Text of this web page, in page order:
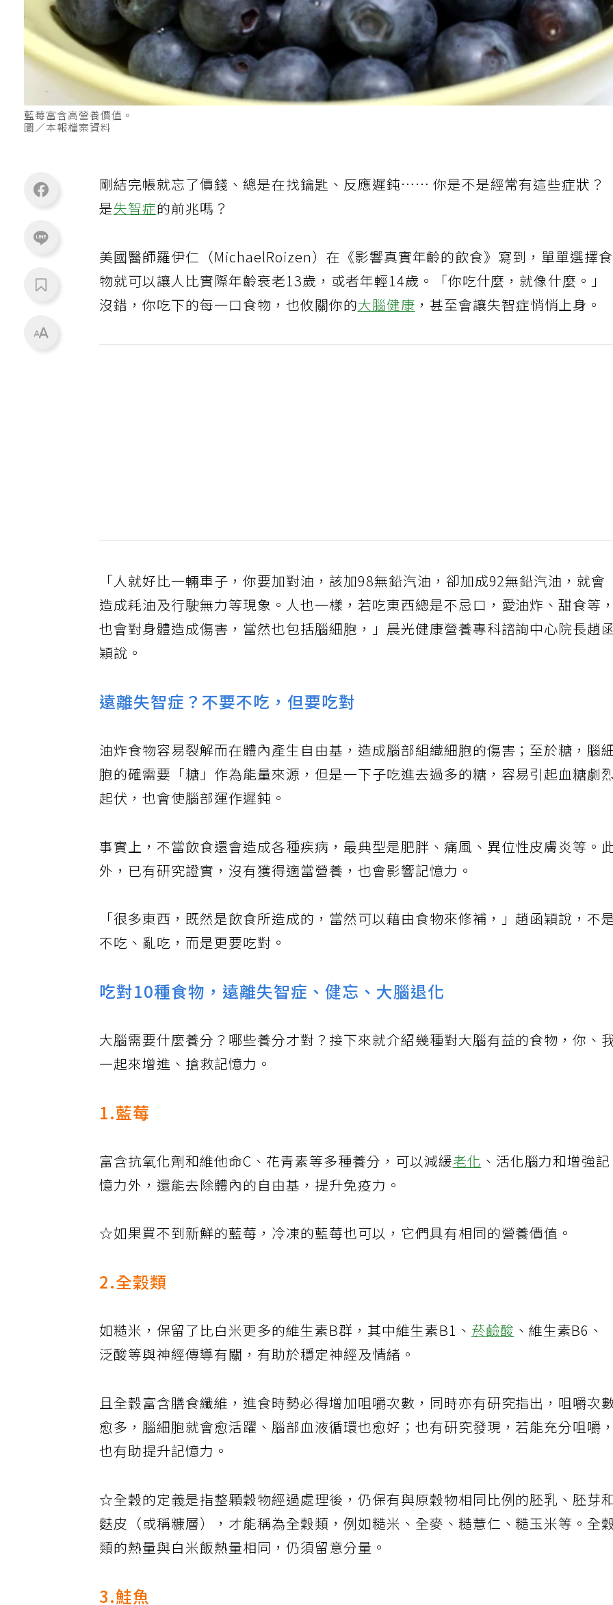
藍莓富含高營養價值。
圖／本報檔案資料
剛結完帳就忘了價錢、總是在找鑰匙、反應遲鈍⋯⋯ 你是不是經常有這些症狀？
是失智症的前兆嗎？
美國醫師羅伊仁（MichaelRoizen）在《影響真實年齡的飲食》寫到，單單選擇
物就可以讓人比實際年齡衰老13歲，或者年輕14歲。「你吃什麼，就像什麼。」
沒錯，你吃下的每一口食物，也攸關你的大腦健康 ，甚至會讓失智症悄悄上身。
「人就好比一輛車子，你要加對油，該加98無鉛汽油，卻加成92無鉛汽油，就會
造成耗油及行駛無力等現象。人也一樣，若吃東西總是不忌口，愛油炸、甜食等
也會對身體造成傷害，當然也包括腦細胞，」晨光健康營養專科諮詢中心院長趙
穎說。
遠離失智症？不要不吃，但要吃對
油炸食物容易裂解而在體內產生自由基，造成腦部組織細胞的傷害；至於糖，腦
胞的確需要「糖」作為能量來源，但是一下子吃進去過多的糖，容易引起血糖劇
起伏，也會使腦部運作遲鈍。
事實上，不當飲食還會造成各種疾病，最典型是肥胖、痛風、異位性皮膚炎等。
外，已有研究證實，沒有獲得適當營養，也會影響記憶力。
「很多東西，既然是飲食所造成的，當然可以藉由食物來修補，」趙函穎說，不
不吃、亂吃，而是更要吃對。
吃對10種食物，遠離失智症、健忘、大腦退化
大腦需要什麼養分？哪些養分才對？接下來就介紹幾種對大腦有益的食物，你、
一起來增進、搶救記憶力。
1.藍莓
富含抗氧化劑和維他命C、花青素等多種養分，可以減緩老化 、活化腦力和增強記
憶力外，還能去除體內的自由基，提升免疫力。
☆如果買不到新鮮的藍莓，冷凍的藍莓也可以，它們具有相同的營養價值。
2.全穀類
如糙米，保留了比白米更多的維生素B群，其中維生素B1、菸鹼酸 、維生素B6、
泛酸等與神經傳導有關，有助於穩定神經及情緒。
且全穀富含膳食纖維，進食時勢必得增加咀嚼次數，同時亦有研究指出，咀嚼次
愈多，腦細胞就會愈活躍、腦部血液循環也愈好；也有研究發現，若能充分咀嚼
也有助提升記憶力。
☆全穀的定義是指整顆穀物經過處理後，仍保有與原穀物相同比例的胚乳、胚芽
麩皮（或稱糠層），才能稱為全穀類，例如糙米、全麥、糙薏仁、糙玉米等。全
類的熱量與白米飯熱量相同，仍須留意分量。